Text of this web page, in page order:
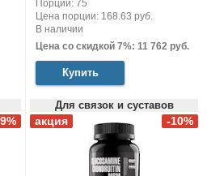
Порций: 75
Цена порции: 168.63 руб.
В наличии
Цена со скидкой 7%: 11 762 руб.
Купить
Для связок и суставов